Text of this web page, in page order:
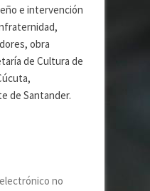
e intervención
obra
de Cultura de
de Santander.
no